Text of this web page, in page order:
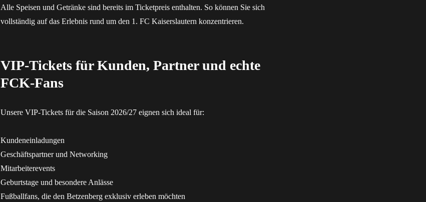
Alle Speisen und Getränke sind bereits im Ticketpreis enthalten. So können Sie sich
vollständig auf das Erlebnis rund um den 1. FC Kaiserslautern konzentrieren.
VIP-Tickets für Kunden, Partner und echte
FCK-Fans
Unsere VIP-Tickets für die Saison 2026/27 eignen sich ideal für:
Kundeneinladungen
Geschäftspartner und Networking
Mitarbeiterevents
Geburtstage und besondere Anlässe
Fußballfans, die den Betzenberg exklusiv erleben möchten